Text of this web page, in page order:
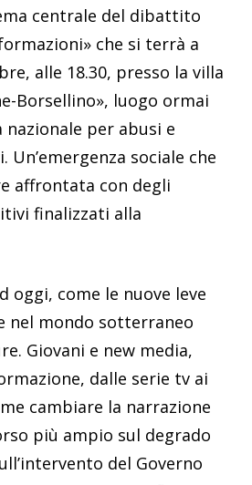
centrale del dibattito
che si terrà a
alle 18.30, presso la villa
Borsellino», luogo ormai
per abusi e
Un’emergenza sociale che
affrontata con degli
finalizzati alla
oggi, come le nuove leve
nel mondo sotterraneo
Giovani e new media,
dalle serie tv ai
cambiare la narrazione
più ampio sul degrado
del Governo